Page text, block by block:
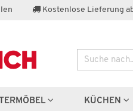
Kostenlose Lieferung
Suche
KÜCHEN